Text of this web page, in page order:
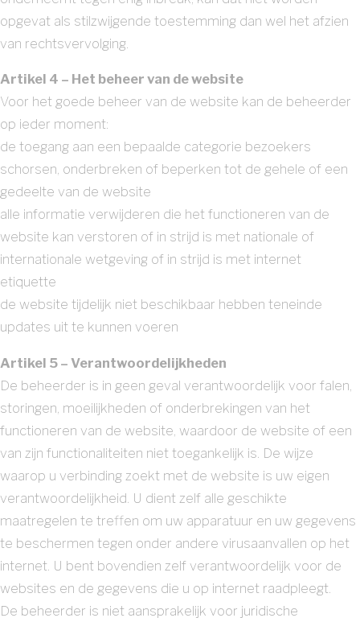
opgevat als stilzwijgende toestemming dan wel het afzien
van rechtsvervolging.
Artikel 4 – Het beheer van de website
Voor het goede beheer van de website kan de beheerder
op ieder moment:
de toegang aan een bepaalde categorie bezoekers
schorsen, onderbreken of beperken tot de gehele of een
gedeelte van de website
alle informatie verwijderen die het functioneren van de
website kan verstoren of in strijd is met nationale of
internationale wetgeving of in strijd is met internet
etiquette
de website tijdelijk niet beschikbaar hebben teneinde
updates uit te kunnen voeren
Artikel 5 – Verantwoordelijkheden
De beheerder is in geen geval verantwoordelijk voor falen,
storingen, moeilijkheden of onderbrekingen van het
functioneren van de website, waardoor de website of een
van zijn functionaliteiten niet toegankelijk is. De wijze
waarop u verbinding zoekt met de website is uw eigen
verantwoordelijkheid. U dient zelf alle geschikte
maatregelen te treffen om uw apparatuur en uw gegevens
te beschermen tegen onder andere virusaanvallen op het
internet. U bent bovendien zelf verantwoordelijk voor de
websites en de gegevens die u op internet raadpleegt.
De beheerder is niet aansprakelijk voor juridische